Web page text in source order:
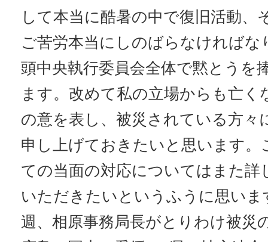
して本当に酷暑の中で復旧活動、
ご苦労本当にしのばらなければな
頭中央執行委員会全体で黙とうを
ます。改めて私の立場からも亡く
の意を表し、被災されている方々
申し上げておきたいと思います。
ての当面の対応についてはまた詳
いただきたいというふうに思いま
週、相原事務局長がとりわけ被災